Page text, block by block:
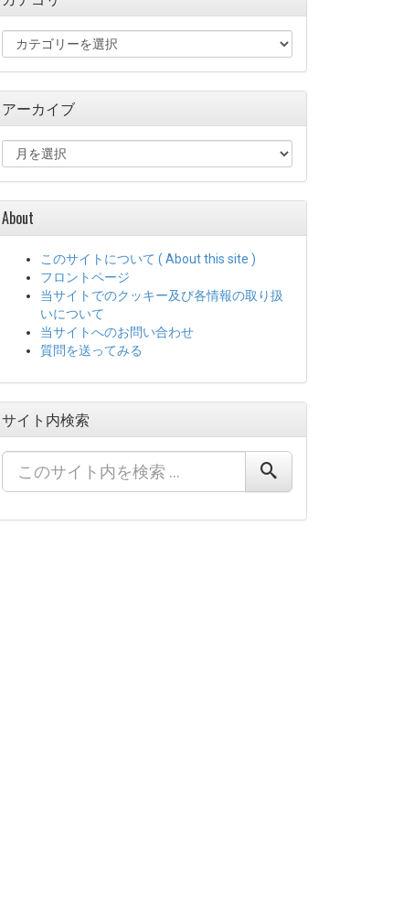
テ
ゴ
リ
ー
アーカイブ
ー
カ
イ
ブ
About
このサイトについて ( About this site )
フロントページ
当サイトでのクッキー及び各情報の取り扱
いについて
当サイトへのお問い合わせ
質問を送ってみる
サイト内検索